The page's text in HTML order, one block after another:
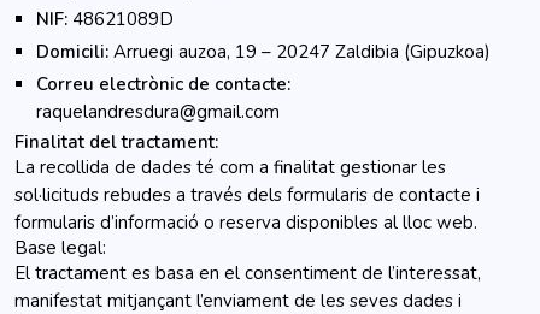
NIF: 48621089D
Domicili: Arruegi auzoa, 19 – 20247 Zaldibia (Gipuzkoa)
Correu electrònic de contacte:
raquelandresdura@gmail.com
Finalitat del tractament:
La recollida de dades té com a finalitat gestionar les
sol·licituds rebudes a través dels formularis de contacte i
formularis d’informació o reserva disponibles al lloc web.
Base legal:
El tractament es basa en el consentiment de l’interessat,
manifestat mitjançant l’enviament de les seves dades i